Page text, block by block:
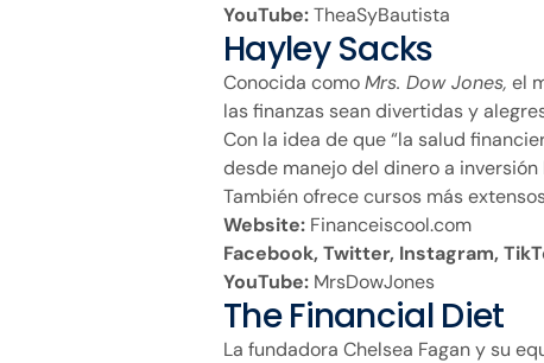
YouTube:TheaSyBautista
Hayley Sacks
Conocida comoMrs. Dow Jones, el
las finanzas sean divertidas y
Con la idea de que “la salud
desde manejo del dinero a
También ofrece cursos más
Website: Financeiscool.com
Facebook, Twitter, Instagram,
YouTube: MrsDowJones
The Financial Diet
La fundadora Chelsea Fagan y su